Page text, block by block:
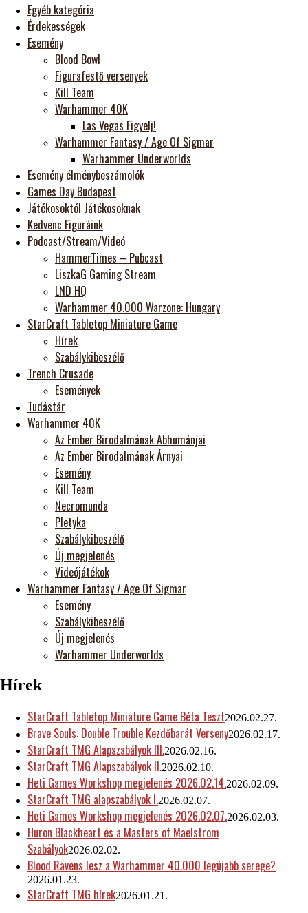
Egyéb kategória
Érdekességek
Esemény
Blood Bowl
Figurafestő versenyek
Kill Team
Warhammer 40K
Las Vegas Figyelj!
Warhammer Fantasy / Age Of Sigmar
Warhammer Underworlds
Esemény élménybeszámolók
Games Day Budapest
Játékosoktól Játékosoknak
Kedvenc Figuráink
Podcast/Stream/Videó
HammerTimes – Pubcast
LiszkaG Gaming Stream
LND HQ
Warhammer 40.000 Warzone: Hungary
StarCraft Tabletop Miniature Game
Hírek
Szabálykibeszélő
Trench Crusade
Események
Tudástár
Warhammer 40K
Az Ember Birodalmának Abhumánjai
Az Ember Birodalmának Árnyai
Esemény
Kill Team
Necromunda
Pletyka
Szabálykibeszélő
Új megjelenés
Videójátékok
Warhammer Fantasy / Age Of Sigmar
Esemény
Szabálykibeszélő
Új megjelenés
Warhammer Underworlds
Hírek
StarCraft Tabletop Miniature Game Béta Teszt2026.02.27.
Brave Souls: Double Trouble Kezdőbarát Verseny2026.02.17.
StarCraft TMG Alapszabályok III.2026.02.16.
StarCraft TMG Alapszabályok II.2026.02.10.
Heti Games Workshop megjelenés 2026.02.14.2026.02.09.
StarCraft TMG alapszabályok I.2026.02.07.
Heti Games Workshop megjelenés 2026.02.07.2026.02.03.
Huron Blackheart és a Masters of Maelstrom
Szabályok2026.02.02.
Blood Ravens lesz a Warhammer 40.000 legújabb serege?
2026.01.23.
StarCraft TMG hírek2026.01.21.